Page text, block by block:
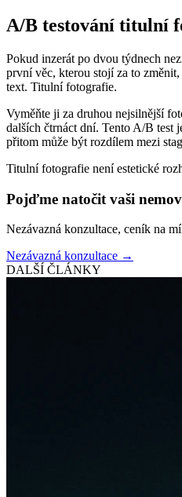
A/B testování titulní
Pokud inzerát po dvou týdnech
první věc, kterou stojí za to
text. Titulní fotografie.
Vyměňte ji za druhou nejsilnější
dalších čtrnáct dní. Tento A/B test
přitom může být rozdílem mezi
Titulní fotografie není estetické
Pojďme natočit vaši
Nezávazná konzultace, ceník na
Nezávazná konzultace →
DALŠÍ ČLÁNKY